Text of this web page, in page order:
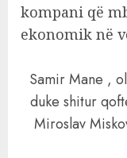
kompani që
ekonomik në
Samir Mane ,
duke shitur
Miroslav